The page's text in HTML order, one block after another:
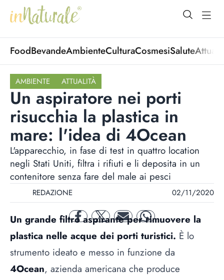
open
FoodBevandeAmbienteCulturaCosmesiSalute
AMBIENTE ATTUALITÀ
Un aspiratore nei porti
risucchia la plastica in
mare: l'idea di 4Ocean
L'apparecchio, in fase di test in quattro location
negli Stati Uniti, filtra i rifiuti e li deposita in un
contenitore senza fare del male ai pesci
REDAZIONE 02/11/2020
facebooktwitter mail whatsapp
Un grande filtro aspirante per rimuovere la
plastica nelle acque dei porti turistici. È lo
strumento ideato e messo in funzione da
4Ocean, azienda americana che produce